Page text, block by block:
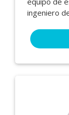
ingeniero